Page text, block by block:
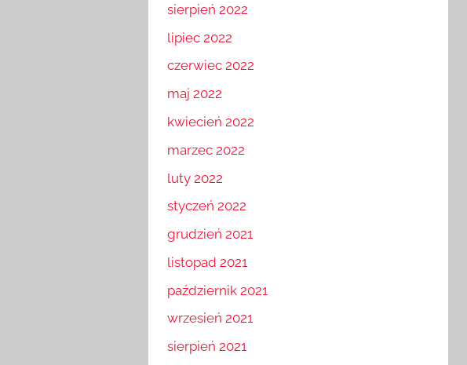
sierpień 2022
lipiec 2022
czerwiec 2022
maj 2022
kwiecień 2022
marzec 2022
luty 2022
styczeń 2022
grudzień 2021
listopad 2021
październik 2021
wrzesień 2021
sierpień 2021